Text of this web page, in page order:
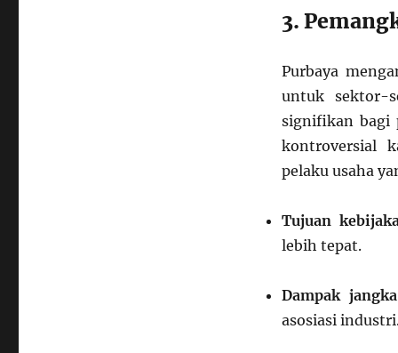
3.
Purbaya
untuk sektor-
signifikan bagi
kontroversial
pelaku usaha
Tujuan
lebih tepat.
Dampak
asosiasi